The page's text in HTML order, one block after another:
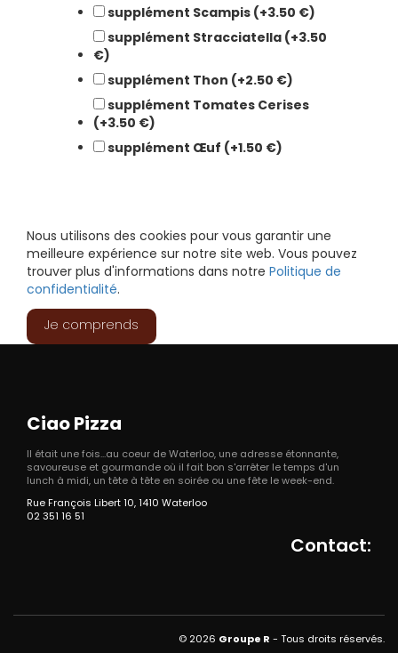
supplément Scampis (+3.50 €)
supplément Stracciatella (+3.50
€)
supplément Thon (+2.50 €)
supplément Tomates Cerises
(+3.50 €)
supplément Œuf (+1.50 €)
Nous utilisons des cookies pour vous garantir une
meilleure expérience sur notre site web. Vous pouvez
trouver plus d'informations dans notre Politique de
confidentialité.
Je comprends
Ciao Pizza
Il était une fois...au coeur de Waterloo, une adresse étonnante,
savoureuse et gourmande où il fait bon s'arrêter le temps d'un
lunch à midi, un tête à tête en soirée ou une fête le week-end.
Rue François Libert 10, 1410 Waterloo
02 351 16 51
Contact:
© 2026 Groupe R - Tous droits réservés.